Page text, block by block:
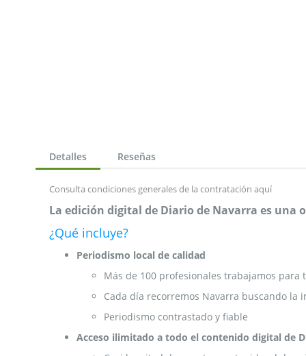
Detalles
Consulta condiciones generales de la contratación aquí
La edición digital de Diario de Navarra es
¿Qué incluye?
Periodismo local de calidad
Más de 100 profesionales trabajamos para
Cada día recorremos Navarra buscando la
Periodismo contrastado y fiable
Acceso ilimitado a todo el contenido digital de
Reseñas